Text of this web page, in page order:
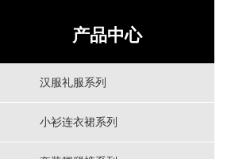
产品中心
汉服礼服系列
小衫连衣裙系列